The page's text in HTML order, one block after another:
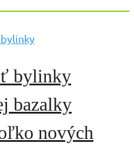
bylinky
bazalky
nových